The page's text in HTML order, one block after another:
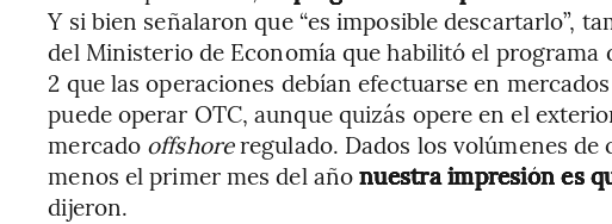
Y si bien señalaron que “es imposible descartarlo”,
del Ministerio de Economía que habilitó el programa
2 que las operaciones debían efectuarse en
puede operar OTC, aunque quizás opere en el
mercado offshoreregulado. Dados los volúmenes
menos el primer mes del añonuestra impresión es
dijeron.